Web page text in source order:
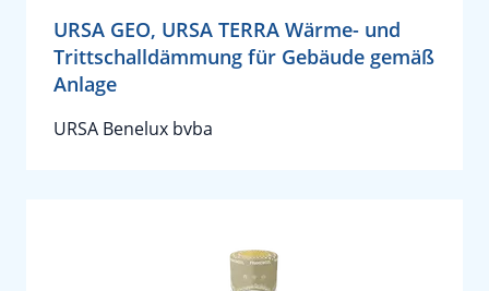
URSA GEO, URSA TERRA Wärme- und
Trittschalldämmung für Gebäude gemäß
Anlage
URSA Benelux bvba